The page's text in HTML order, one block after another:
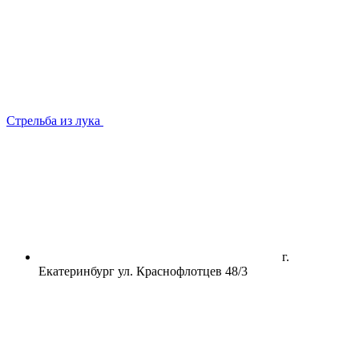
Стрельба из лука
г.
Екатеринбург ул. Краснофлотцев 48/3